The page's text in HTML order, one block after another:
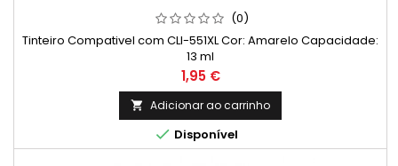
(0)
Tinteiro Compativel com CLI-551XL Cor: Amarelo Capacidade:
13 ml
Preço
1,95 €
 Adicionar ao carrinho
 Disponível